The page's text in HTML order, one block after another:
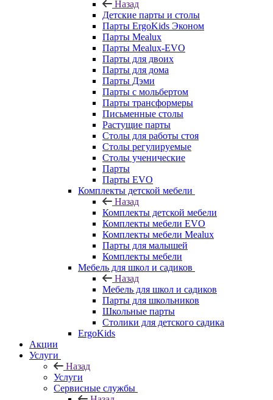
Назад
Детские парты и столы
Парты ErgoKids Эконом
Парты Mealux
Парты Mealux-EVO
Парты для двоих
Парты для дома
Парты Дэми
Парты с мольбертом
Парты трансформеры
Письменные столы
Растущие парты
Столы для работы стоя
Столы регулируемые
Столы ученические
Парты
Парты EVO
Комплекты детской мебели
Назад
Комплекты детской мебели
Комплекты мебели EVO
Комплекты мебели Mealux
Парты для малышей
Комплекты мебели
Мебель для школ и садиков
Назад
Мебель для школ и садиков
Парты для школьников
Школьные парты
Столики для детского садика
ErgoKids
Акции
Услуги
Назад
Услуги
Сервисные службы